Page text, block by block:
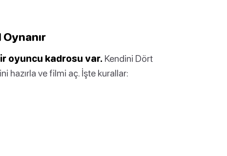
oyuncu kadrosu var. Kendini Dört
hazırla ve filmi aç. İşte kurallar: